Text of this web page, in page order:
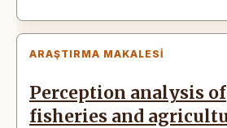
ARAŞTIRMA MAKALESI
Perception analysis of
fisheries and